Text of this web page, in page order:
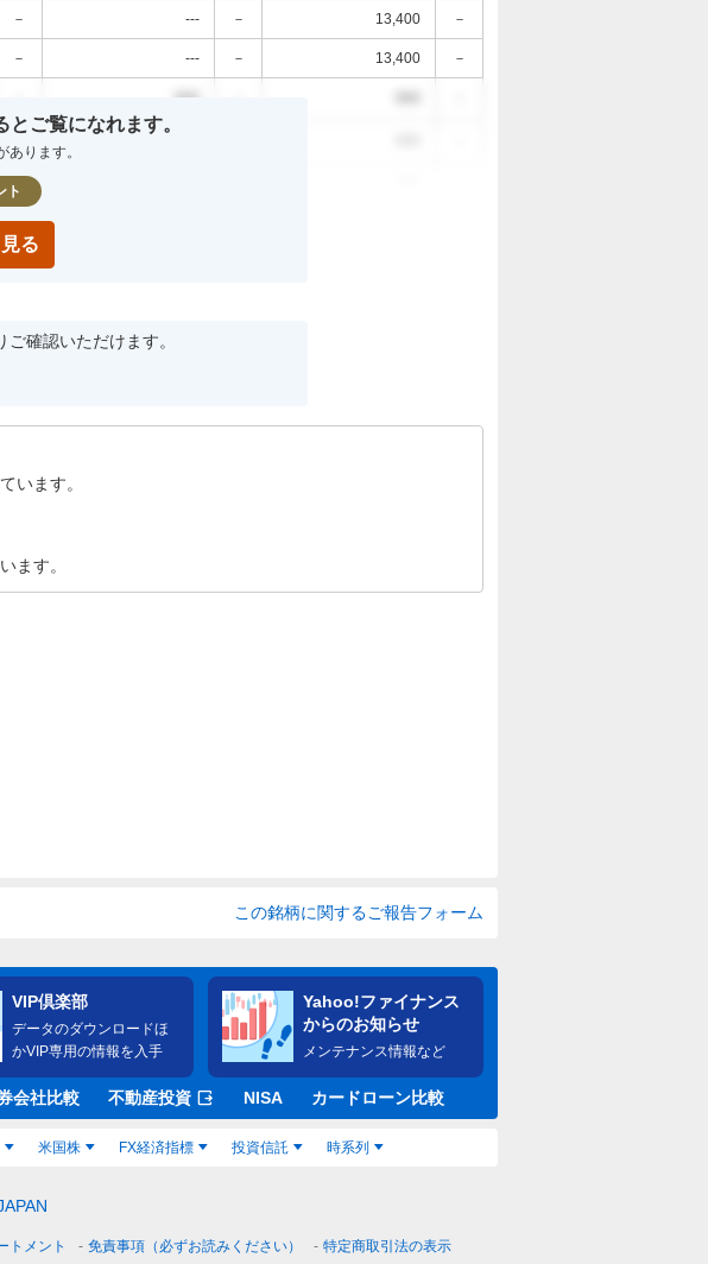
－ --- － 13,400 －
－ --- － 13,400 －
000
－
ご覧になれます。
ります。
ト
る
確認いただけます。
います。
ます。
この銘柄に関するご報告フォーム
VIP倶楽部
データのダウンロードほ
かVIP専用の情報を入手
Yahoo!ファイナンス
からのお知らせ
メンテナンス情報など
会社比較 不動産投資 NISA カードローン比較
米国株 FX経済指標 投資信託 時系列
トメント 免責事項（必ずお読みください） 特定商取引法の表示